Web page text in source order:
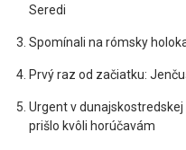
Seredi
Spomínali na rómsky
Prvý raz od začiatku:
Urgent v
prišlo kvôli horúčavám